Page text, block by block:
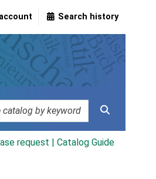
Search history
request | Catalog Guide